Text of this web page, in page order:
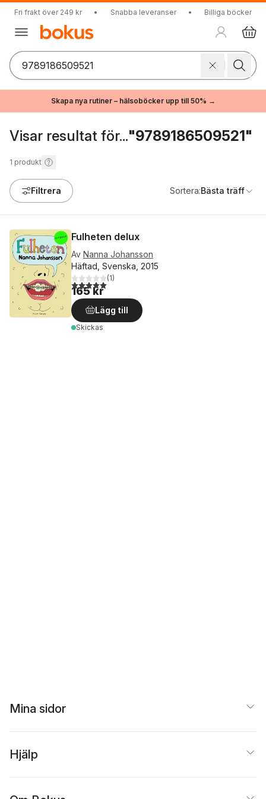
Fri frakt över 249 kr • Snabba leveranser • Billiga böcker
Skapa nya rutiner – hälsoböcker upp till 50% →
Visar resultat för..."9789186509521"
1 produkt
Filtrera Sortera:Bästa träff
Fulheten delux
Av Nanna Johansson
Häftad, Svenska, 2015
5,0utav 5 stjärnor. Totalt antal röster:
(1)
165 kr
Lägg till
Skickas
Mina sidor
Hjälp